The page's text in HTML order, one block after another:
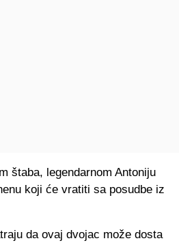
štaba, legendarnom Antoniju
koji će vratiti sa posudbe iz
da ovaj dvojac može dosta